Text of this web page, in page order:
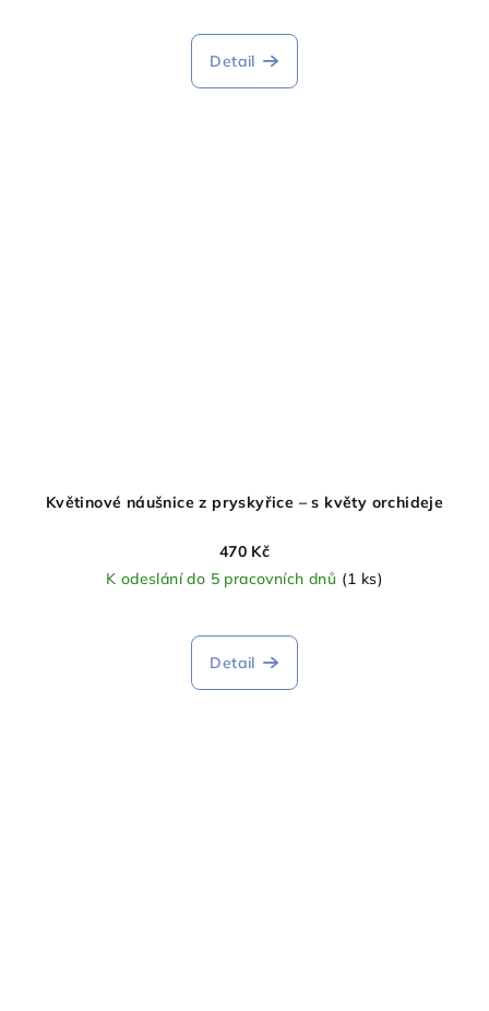
Detail
Květinové náušnice z pryskyřice – s květy orchideje
470 Kč
K odeslání do 5 pracovních dnů (1 ks)
Detail